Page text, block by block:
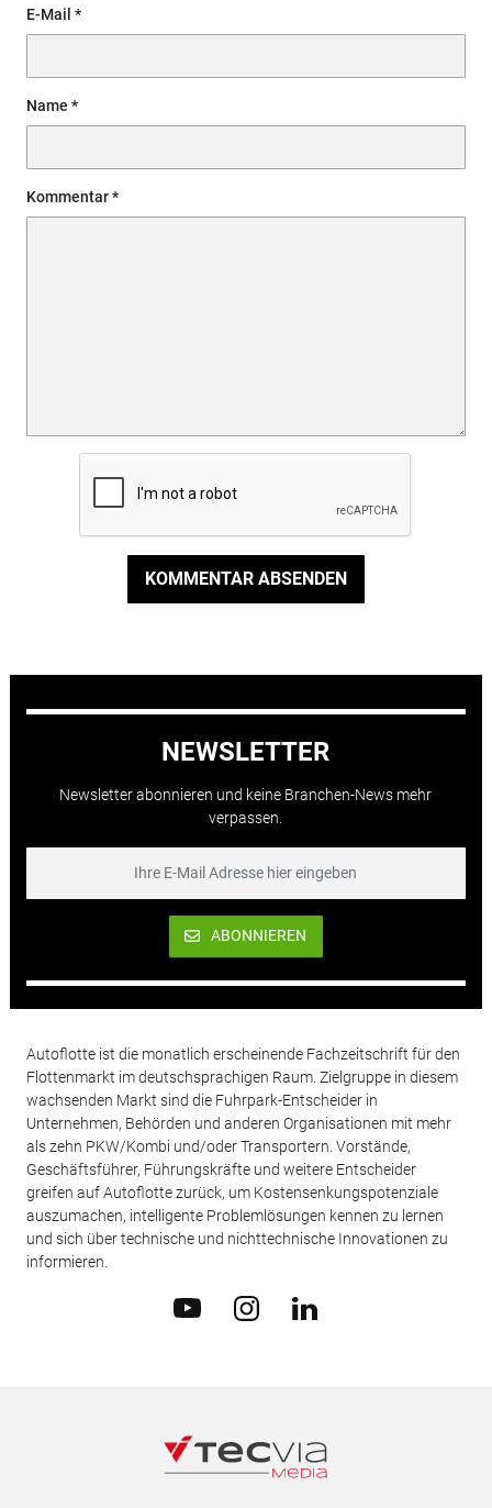
E-Mail
Name
Kommentar
KOMMENTAR ABSENDEN
NEWSLETTER
Newsletter abonnieren und keine Branchen-News mehr
verpassen.
ABONNIEREN
Autoflotte ist die monatlich erscheinende Fachzeitschrift für den
Flottenmarkt im deutschsprachigen Raum. Zielgruppe in diesem
wachsenden Markt sind die Fuhrpark-Entscheider in
Unternehmen, Behörden und anderen Organisationen mit mehr
als zehn PKW/Kombi und/oder Transportern. Vorstände,
Geschäftsführer, Führungskräfte und weitere Entscheider
greifen auf Autoflotte zurück, um Kostensenkungspotenziale
auszumachen, intelligente Problemlösungen kennen zu lernen
und sich über technische und nichttechnische Innovationen zu
informieren.